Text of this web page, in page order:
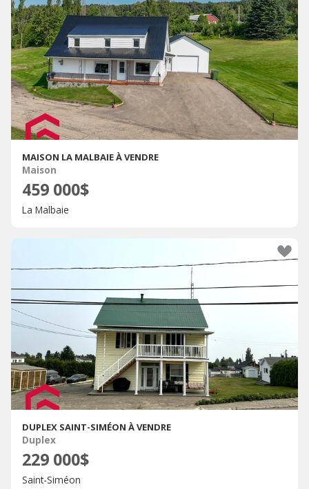
MAISON LA MALBAIE À VENDRE
Maison
459 000$
La Malbaie
DUPLEX SAINT-SIMÉON À VENDRE
Duplex
229 000$
Saint-Siméon